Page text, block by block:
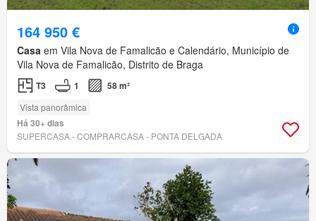
164 950 €
Casa em Vila Nova de Famalicão e Calendário, Município de
Vila Nova de Famalicão, Distrito de Braga
T3 1 58 m²
Vista panorâmica
Há 30+ dias
SUPERCASA - COMPRARCASA - PONTA DELGADA